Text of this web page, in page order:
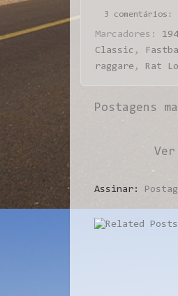
3 comentários:
Marcadores:
Classic ,
raggare , Rat
Postagens
Assinar: